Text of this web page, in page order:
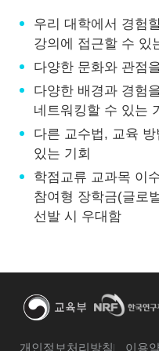
우리 대학에서 경험
강의에 접근할 수 있
다양한 문화와 관점
다양한 배경과 경험
네트워킹할 수 있는
다른 교수법, 교육
있는 기회
학점교류 교과목 이
참여형 장학금(글로
선발 시 우대함
개인정보처리방침 이용